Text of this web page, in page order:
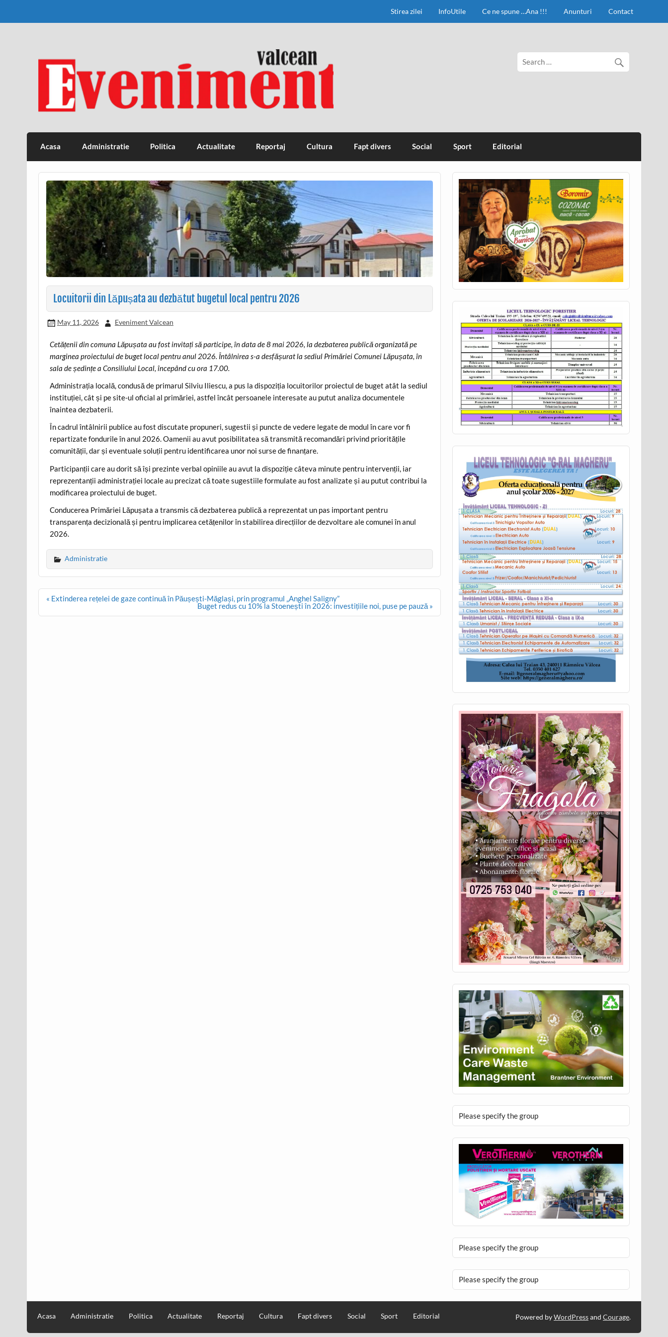
Stirea zilei InfoUtile Ce ne spune …Ana !!! Anunturi Contact
Eveniment Valcean
Acasa Administratie Politica Actualitate Reportaj Cultura Fapt divers Social Sport Editorial
Locuitorii din Lăpușata au dezbătut bugetul local pentru 2026
May 11, 2026 Eveniment Valcean
Cetățenii din comuna Lăpușata au fost invitați să participe, în data de 8 mai 2026, la dezbaterea publică organizată pe
marginea proiectului de buget local pentru anul 2026. Întâlnirea s-a desfășurat la sediul Primăriei Comunei Lăpușata, în
sala de ședințe a Consiliului Local, începând cu ora 17.00.
Administrația locală, condusă de primarul Silviu Iliescu, a pus la dispoziția locuitorilor proiectul de buget atât la sediul
instituției, cât și pe site-ul oficial al primăriei, astfel încât persoanele interesate au putut analiza documentele
înaintea dezbaterii.
În cadrul întâlnirii publice au fost discutate propuneri, sugestii și puncte de vedere legate de modul în care vor fi
repartizate fondurile în anul 2026. Oamenii au avut posibilitatea să transmită recomandări privind prioritățile
comunității, dar și eventuale soluții pentru identificarea unor noi surse de finanțare.
Participanții care au dorit să își prezinte verbal opiniile au avut la dispoziție câteva minute pentru intervenții, iar
reprezentanții administrației locale au precizat că toate sugestiile formulate au fost analizate și au putut contribui la
modificarea proiectului de buget.
Conducerea Primăriei Lăpușata a transmis că dezbaterea publică a reprezentat un pas important pentru
transparența decizională și pentru implicarea cetățenilor în stabilirea direcțiilor de dezvoltare ale comunei în anul
2026.
Administratie
Post
« Extinderea rețelei de gaze continuă în Păușești-Măglași, prin programul „Anghel Saligny”
Buget redus cu 10% la Stoenești în 2026: investițiile noi, puse pe pauză »
Please specify the group
Please specify the group
Please specify the group
Acasa Administratie Politica Actualitate Reportaj Cultura Fapt divers Social Sport Editorial Powered byWordPressand Courage.